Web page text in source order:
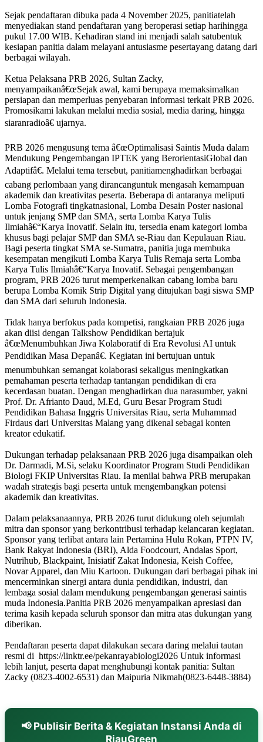
Sejak pendaftaran dibuka pada 4 November 2025, panitiatelah
menyediakan stand pendaftaran yang beroperasi setiap harihingga
pukul 17.00 WIB. Kehadiran stand ini menjadi salah satubentuk
kesiapan panitia dalam melayani antusiasme pesertayang datang dari
berbagai wilayah.
Ketua Pelaksana PRB 2026, Sultan Zacky,
menyampaikanâ€œSejak awal, kami berupaya memaksimalkan
persiapan dan memperluas penyebaran informasi terkait PRB 2026.
Promosikami lakukan melalui media sosial, media daring, hingga
siaranradioâ€ ujarnya.
PRB 2026 mengusung tema â€œOptimalisasi Saintis Muda dalam
Mendukung Pengembangan IPTEK yang BerorientasiGlobal dan
Adaptifâ€. Melalui tema tersebut, panitiamenghadirkan berbagai
cabang perlombaan yang dirancanguntuk mengasah kemampuan
akademik dan kreativitas peserta. Beberapa di antaranya meliputi
Lomba Fotografi tingkatnasional, Lomba Desain Poster nasional
untuk jenjang SMP dan SMA, serta Lomba Karya Tulis
Ilmiahâ€“Karya Inovatif. Selain itu, tersedia enam kategori lomba
khusus bagi pelajar SMP dan SMA se-Riau dan Kepulauan Riau.
Bagi peserta tingkat SMA se-Sumatra, panitia juga membuka
kesempatan mengikuti Lomba Karya Tulis Remaja serta Lomba
Karya Tulis Ilmiahâ€“Karya Inovatif. Sebagai pengembangan
program, PRB 2026 turut memperkenalkan cabang lomba baru
berupa Lomba Komik Strip Digital yang ditujukan bagi siswa SMP
dan SMA dari seluruh Indonesia.
Tidak hanya berfokus pada kompetisi, rangkaian PRB 2026 juga
akan diisi dengan Talkshow Pendidikan bertajuk
â€œMenumbuhkan Jiwa Kolaboratif di Era Revolusi AI untuk
Pendidikan Masa Depanâ€. Kegiatan ini bertujuan untuk
menumbuhkan semangat kolaborasi sekaligus meningkatkan
pemahaman peserta terhadap tantangan pendidikan di era
kecerdasan buatan. Dengan menghadirkan dua narasumber, yakni
Prof. Dr. Afrianto Daud, M.Ed, Guru Besar Program Studi
Pendidikan Bahasa Inggris Universitas Riau, serta Muhammad
Firdaus dari Universitas Malang yang dikenal sebagai konten
kreator edukatif.
Dukungan terhadap pelaksanaan PRB 2026 juga disampaikan oleh
Dr. Darmadi, M.Si, selaku Koordinator Program Studi Pendidikan
Biologi FKIP Universitas Riau. Ia menilai bahwa PRB merupakan
wadah strategis bagi peserta untuk mengembangkan potensi
akademik dan kreativitas.
Dalam pelaksanaannya, PRB 2026 turut didukung oleh sejumlah
mitra dan sponsor yang berkontribusi terhadap kelancaran kegiatan.
Sponsor yang terlibat antara lain Pertamina Hulu Rokan, PTPN IV,
Bank Rakyat Indonesia (BRI), Alda Foodcourt, Andalas Sport,
Nutrihub, Blackpaint, Inisiatif Zakat Indonesia, Keish Coffee,
Novar Apparel, dan Miu Kartoon. Dukungan dari berbagai pihak ini
mencerminkan sinergi antara dunia pendidikan, industri, dan
lembaga sosial dalam mendukung pengembangan generasi saintis
muda Indonesia.Panitia PRB 2026 menyampaikan apresiasi dan
terima kasih kepada seluruh sponsor dan mitra atas dukungan yang
diberikan.
Pendaftaran peserta dapat dilakukan secara daring melalui tautan
resmi di https://linktr.ee/pekanrayabiologi2026 Untuk informasi
lebih lanjut, peserta dapat menghubungi kontak panitia: Sultan
Zacky (0823-4002-6531) dan Maipuria Nikmah(0823-6448-3884)
📢 Publisir Berita & Kegiatan Instansi Anda di
RiauGreen